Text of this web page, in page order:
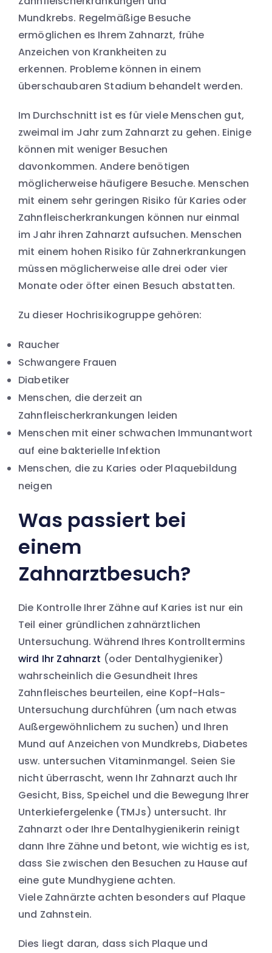
Mundkrebs. Regelmäßige Besuche
ermöglichen es Ihrem Zahnarzt, frühe
Anzeichen von Krankheiten zu
erkennen. Probleme können in einem
überschaubaren Stadium behandelt werden.
Im Durchschnitt ist es für viele Menschen gut,
zweimal im Jahr zum Zahnarzt zu gehen. Einige
können mit weniger Besuchen
davonkommen. Andere benötigen
möglicherweise häufigere Besuche. Menschen
mit einem sehr geringen Risiko für Karies oder
Zahnfleischerkrankungen können nur einmal
im Jahr ihren Zahnarzt aufsuchen. Menschen
mit einem hohen Risiko für Zahnerkrankungen
müssen möglicherweise alle drei oder vier
Monate oder öfter einen Besuch abstatten.
Zu dieser Hochrisikogruppe gehören:
Raucher
Schwangere Frauen
Diabetiker
Menschen, die derzeit an
Zahnfleischerkrankungen leiden
Menschen mit einer schwachen Immunantwort
auf eine bakterielle Infektion
Menschen, die zu Karies oder Plaquebildung
neigen
Was passiert bei
einem
Zahnarztbesuch?
Die Kontrolle Ihrer Zähne auf Karies ist nur ein
Teil einer gründlichen zahnärztlichen
Untersuchung. Während Ihres Kontrolltermins
wird Ihr Zahnarzt (oder Dentalhygieniker)
wahrscheinlich die Gesundheit Ihres
Zahnfleisches beurteilen, eine Kopf-Hals-
Untersuchung durchführen (um nach etwas
Außergewöhnlichem zu suchen) und Ihren
Mund auf Anzeichen von Mundkrebs, Diabetes
usw. untersuchen Vitaminmangel. Seien Sie
nicht überrascht, wenn Ihr Zahnarzt auch Ihr
Gesicht, Biss, Speichel und die Bewegung Ihrer
Unterkiefergelenke (TMJs) untersucht. Ihr
Zahnarzt oder Ihre Dentalhygienikerin reinigt
dann Ihre Zähne und betont, wie wichtig es ist,
dass Sie zwischen den Besuchen zu Hause auf
eine gute Mundhygiene achten.
Viele Zahnärzte achten besonders auf Plaque
und Zahnstein.
Dies liegt daran, dass sich Plaque und